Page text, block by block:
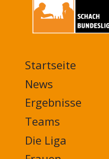
MAIN
NAVIGATION
FOOTER
Startseite
News
Ergebnisse
Teams
Die Liga